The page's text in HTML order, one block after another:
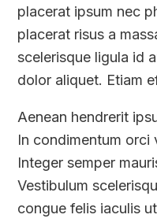
placerat ipsum nec
placerat risus a
scelerisque ligula id
dolor aliquet. Etiam
Aenean hendrerit
In condimentum orci
Integer semper
Vestibulum
congue felis iaculis